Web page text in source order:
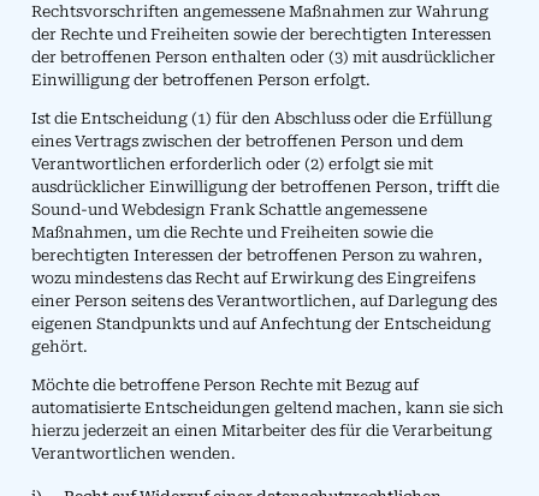
Rechtsvorschriften angemessene Maßnahmen zur Wahrung
der Rechte und Freiheiten sowie der berechtigten Interessen
der betroffenen Person enthalten oder (3) mit ausdrücklicher
Einwilligung der betroffenen Person erfolgt.
Ist die Entscheidung (1) für den Abschluss oder die Erfüllung
eines Vertrags zwischen der betroffenen Person und dem
Verantwortlichen erforderlich oder (2) erfolgt sie mit
ausdrücklicher Einwilligung der betroffenen Person, trifft die
Sound-und Webdesign Frank Schattle angemessene
Maßnahmen, um die Rechte und Freiheiten sowie die
berechtigten Interessen der betroffenen Person zu wahren,
wozu mindestens das Recht auf Erwirkung des Eingreifens
einer Person seitens des Verantwortlichen, auf Darlegung des
eigenen Standpunkts und auf Anfechtung der Entscheidung
gehört.
Möchte die betroffene Person Rechte mit Bezug auf
automatisierte Entscheidungen geltend machen, kann sie sich
hierzu jederzeit an einen Mitarbeiter des für die Verarbeitung
Verantwortlichen wenden.